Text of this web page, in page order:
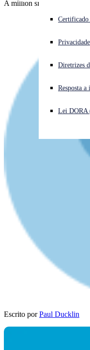
Enfrentando um ataque
Open search
Português (Brasil) Open
Certificado
Privacidade
Diretrizes
Resposta a
Lei DORA
A million sites attacked by
Escrito por Paul Ducklin